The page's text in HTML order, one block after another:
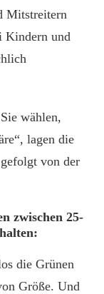
Mitstreitern
Kindern und
wählen,
lagen die
von der
zwischen 25-
die Grünen
Größe. Und